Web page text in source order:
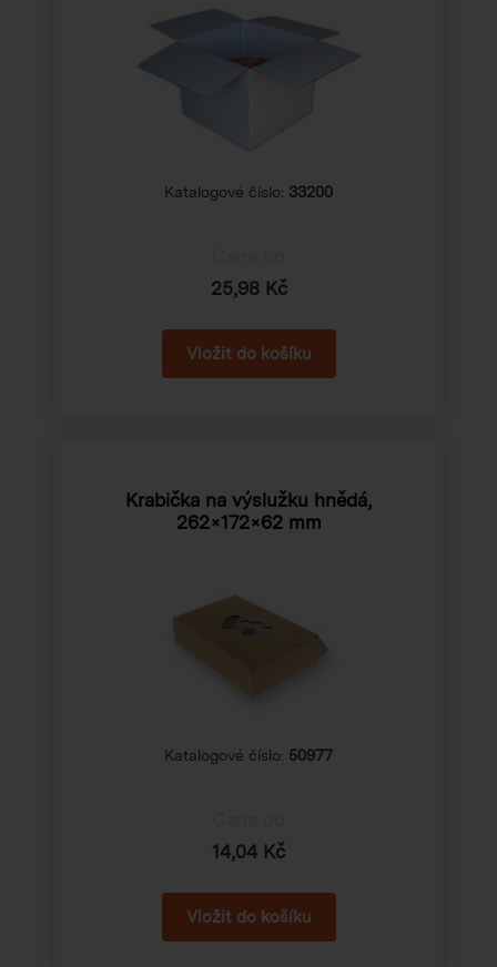
Katalogové číslo: 33200
25,98 Kč
Krabička na výslužku hnědá,
262×172×62 mm
Katalogové číslo: 50977
14,04 Kč